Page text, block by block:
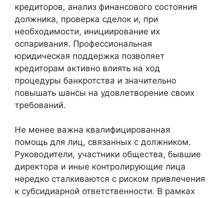
кредиторов, анализ финансового состояния
должника, проверка сделок и, при
необходимости, инициирование их
оспаривания. Профессиональная
юридическая поддержка позволяет
кредиторам активно влиять на ход
процедуры банкротства и значительно
повышать шансы на удовлетворение своих
требований.
Не менее важна квалифицированная
помощь для лиц, связанных с должником.
Руководители, участники общества, бывшие
директора и иные контролирующие лица
нередко сталкиваются с риском привлечения
к субсидиарной ответственности. В рамках